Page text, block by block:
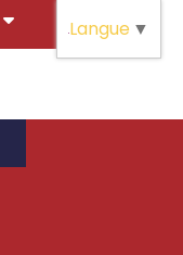
Langue ▼